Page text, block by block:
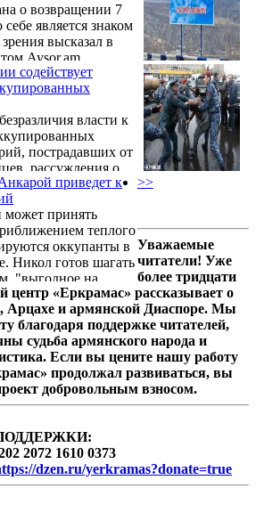
о возвращении 7
является знаком
высказал в
Aysor.am
содействует
власти к
пострадавших от
рассуждения о
выглядят, как
Исход населения
- одно из
Алиева и
что
Рубена Рубиняна
характер, все
с признанием
уже ...
приведет к
принять
теплого
оккупанты в
Никол готов шагать
"выгодное на
с Баку, которого
для
последствиями. А
на армянские
и
тоже никто в
свидетельство,
на языке
>>
Уважаемые
читатели! Уже
более тридцати
«Еркрамас» рассказывает о
Арцахе и армянской Диаспоре. Мы
благодаря поддержке читателей,
судьба армянского народа и
Если вы цените нашу работу
продолжал развиваться, вы
добровольным взносом.
2072 1610 0373
dzen.ru/yerkramas?donate=true